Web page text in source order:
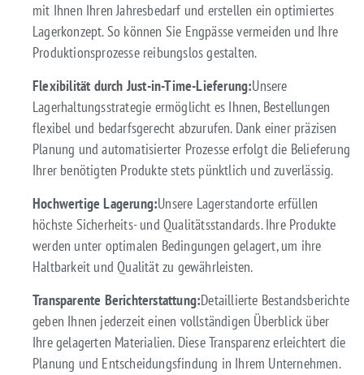
mit Ihnen Ihren Jahresbedarf und erstellen ein optimiertes
Lagerkonzept. So können Sie Engpässe vermeiden und Ihre
Produktionsprozesse reibungslos gestalten.
Flexibilität durch Just-in-Time-Lieferung:Unsere
Lagerhaltungsstrategie ermöglicht es Ihnen, Bestellungen
flexibel und bedarfsgerecht abzurufen. Dank einer präzisen
Planung und automatisierter Prozesse erfolgt die Belieferung
Ihrer benötigten Produkte stets pünktlich und zuverlässig.
Hochwertige Lagerung:Unsere Lagerstandorte erfüllen
höchste Sicherheits- und Qualitätsstandards. Ihre Produkte
werden unter optimalen Bedingungen gelagert, um ihre
Haltbarkeit und Qualität zu gewährleisten.
Transparente Berichterstattung:Detaillierte Bestandsberichte
geben Ihnen jederzeit einen vollständigen Überblick über
Ihre gelagerten Materialien. Diese Transparenz erleichtert die
Planung und Entscheidungsfindung in Ihrem Unternehmen.